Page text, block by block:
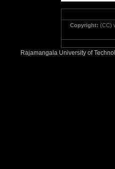
Copyright: (CC)
Rajamangala University of